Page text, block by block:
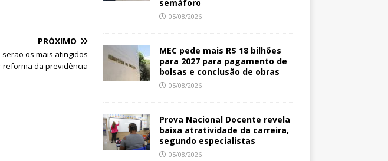
PRÓXIMO
os mais atingidos
reforma da previdência
semáforo
05/08/2026
MEC pede mais R$ 18 bilhões
para 2027 para pagamento de
bolsas e conclusão de obras
05/08/2026
Prova Nacional Docente revela
baixa atratividade da carreira,
segundo especialistas
05/08/2026